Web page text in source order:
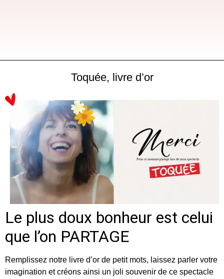
Toquée, livre d’or
Le plus doux bonheur est celui
que l’on PARTAGE
Remplissez notre livre d’or de petit mots, laissez parler votre
imagination et créons ainsi un joli souvenir de ce spectacle